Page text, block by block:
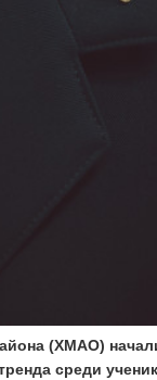
(ХМАО)
среди